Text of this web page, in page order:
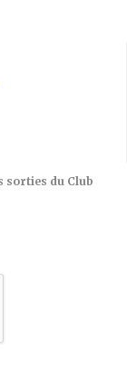
sorties du Club